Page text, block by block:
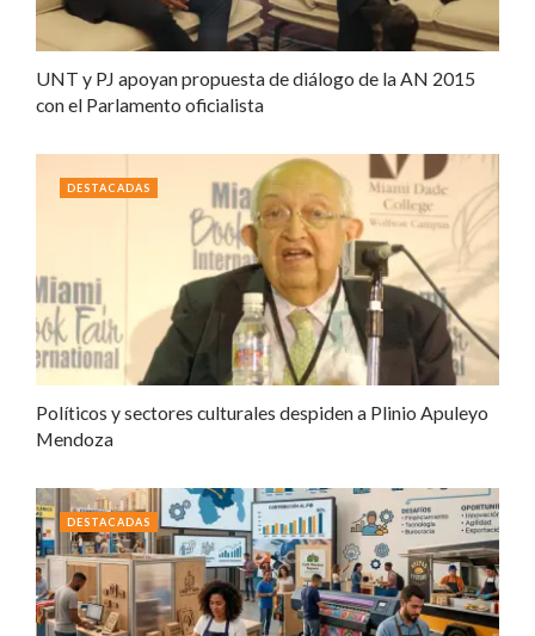
UNT y PJ apoyan propuesta de diálogo de la AN 2015
con el Parlamento oficialista
Políticos y sectores culturales despiden a Plinio Apuleyo
Mendoza
DESTACADAS
DESTACADAS